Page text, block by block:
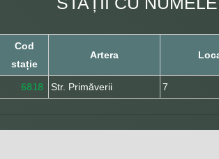
Cod
stație
Artera
6818 Str. Primăverii 7